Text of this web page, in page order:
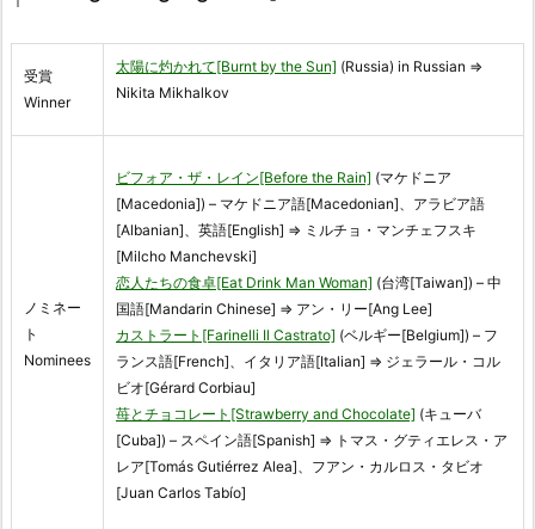
受賞
Winner
太陽に灼かれて[Burnt by the Sun] (Russia) in Russian ⇒
Nikita Mikhalkov
ノミネー
ト
Nominees
ビフォア・ザ・レイン[Before the Rain] (マケドニア
[Macedonia]) – マケドニア語[Macedonian]、アラビア語
[Albanian]、英語[English] ⇒ ミルチョ・マンチェフスキ
[Milcho Manchevski]
恋人たちの食卓[Eat Drink Man Woman] (台湾[Taiwan]) – 中
国語[Mandarin Chinese] ⇒ アン・リー[Ang Lee]
カストラート[Farinelli Il Castrato] (ベルギー[Belgium]) – フ
ランス語[French]、イタリア語[Italian] ⇒ ジェラール・コル
ビオ[Gérard Corbiau]
苺とチョコレート[Strawberry and Chocolate] (キューバ
[Cuba]) – スペイン語[Spanish] ⇒ トマス・グティエレス・ア
レア[Tomás Gutiérrez Alea]、フアン・カルロス・タビオ
[Juan Carlos Tabío]